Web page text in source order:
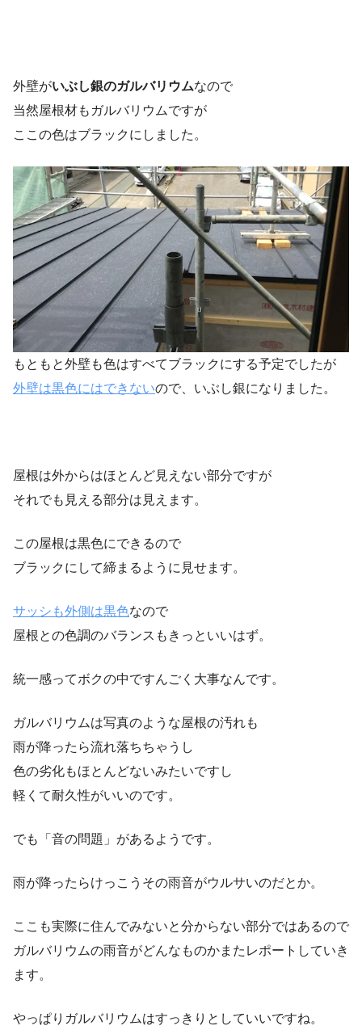
外壁がいぶし銀のガルバリウムなので
当然屋根材もガルバリウムですが
ここの色はブラックにしました。
もともと外壁も色はすべてブラックにする予定でしたが
外壁は黒色にはできないので、いぶし銀になりました。
屋根は外からはほとんど見えない部分ですが
それでも見える部分は見えます。
この屋根は黒色にできるので
ブラックにして締まるように見せます。
サッシも外側は黒色なので
屋根との色調のバランスもきっといいはず。
統一感ってボクの中ですんごく大事なんです。
ガルバリウムは写真のような屋根の汚れも
雨が降ったら流れ落ちちゃうし
色の劣化もほとんどないみたいですし
軽くて耐久性がいいのです。
でも「音の問題」があるようです。
雨が降ったらけっこうその雨音がウルサいのだとか。
ここも実際に住んでみないと分からない部分ではあるので
ガルバリウムの雨音がどんなものかまたレポートしていき
ます。
やっぱりガルバリウムはすっきりとしていいですね。